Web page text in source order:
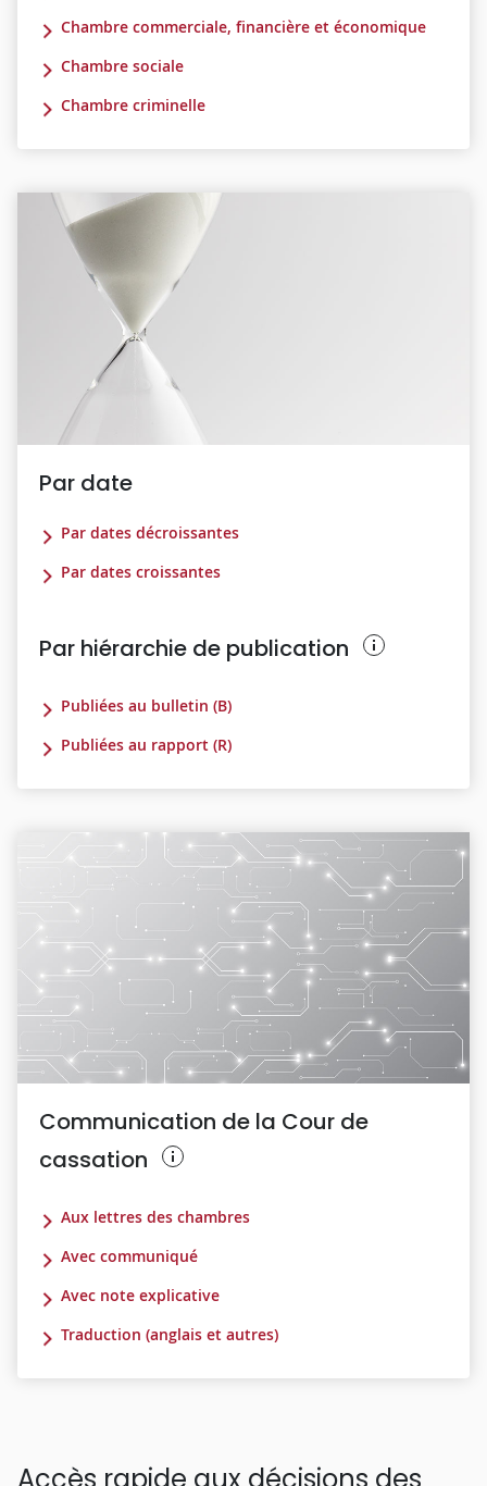
Chambre commerciale, financière et économique
Chambre sociale
Chambre criminelle
Par date
Par dates décroissantes
Par dates croissantes
Par hiérarchie de publication
Publiées au bulletin (B)
Publiées au rapport (R)
Communication de la Cour de
cassation
Aux lettres des chambres
Avec communiqué
Avec note explicative
Traduction (anglais et autres)
Accès rapide aux décisions des